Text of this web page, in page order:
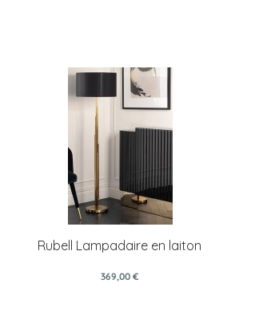
Rubell Lampadaire en laiton
369,00 €